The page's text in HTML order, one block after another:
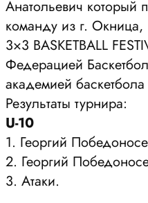
Анатольевич который
команду из г.
3×3 BASKETBALL
Федерацией
академией
Результаты турнира:
U-10
1. Георгий
2. Георгий
3. Атаки.